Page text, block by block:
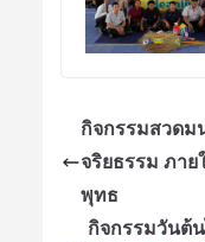
กิจกรรมสวด
จริยธรรม ภาย
พุทธ
กิจกรรมวันต้